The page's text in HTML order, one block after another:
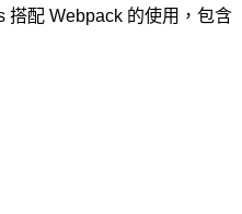
搭配 Webpack 的使用，包含